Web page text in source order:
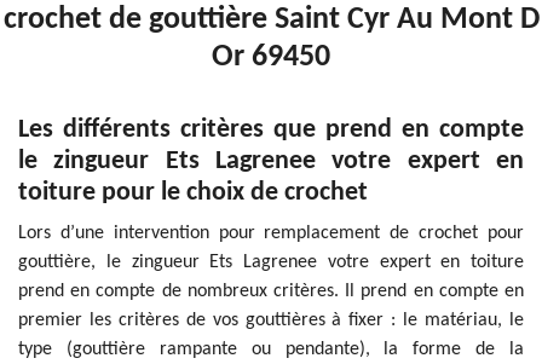
crochet de gouttière Saint Cyr Au Mont D
Or 69450
Les différents critères que prend en compte
le zingueur Ets Lagrenee votre expert en
toiture pour le choix de crochet
Lors d’une intervention pour remplacement de crochet pour
gouttière, le zingueur Ets Lagrenee votre expert en toiture
prend en compte de nombreux critères. Il prend en compte en
premier les critères de vos gouttières à fixer : le matériau, le
type (gouttière rampante ou pendante), la forme de la